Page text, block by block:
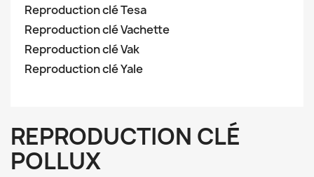
Reproduction clé Tesa
Reproduction clé Vachette
Reproduction clé Vak
Reproduction clé Yale
REPRODUCTION CLÉ
POLLUX